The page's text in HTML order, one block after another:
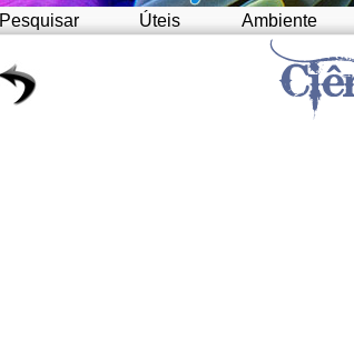
Pesquisar Úteis Ambiente